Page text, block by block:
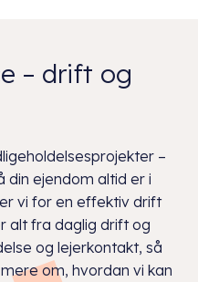
– drift og
–
din ejendom altid er i
vi for en effektiv drift
alt fra daglig drift og
og lejerkontakt, så
om, hvordan vi kan